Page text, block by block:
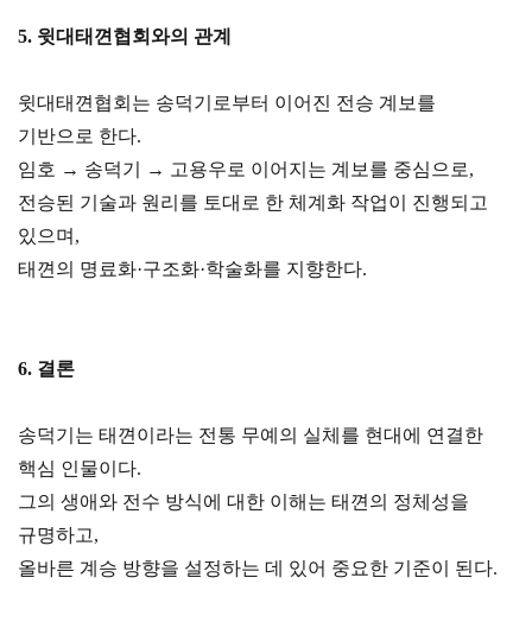
5. 윗대태껸협회와의 관계
윗대태껸협회는 송덕기로부터 이어진 전승 계보를
기반으로 한다.
임호 → 송덕기 → 고용우로 이어지는 계보를 중심으로,
전승된 기술과 원리를 토대로 한 체계화 작업이 진행되고
있으며,
태껸의 명료화·구조화·학술화를 지향한다.
6. 결론
송덕기는 태껸이라는 전통 무예의 실체를 현대에 연결한
핵심 인물이다.
그의 생애와 전수 방식에 대한 이해는 태껸의 정체성을
규명하고,
올바른 계승 방향을 설정하는 데 있어 중요한 기준이 된다.